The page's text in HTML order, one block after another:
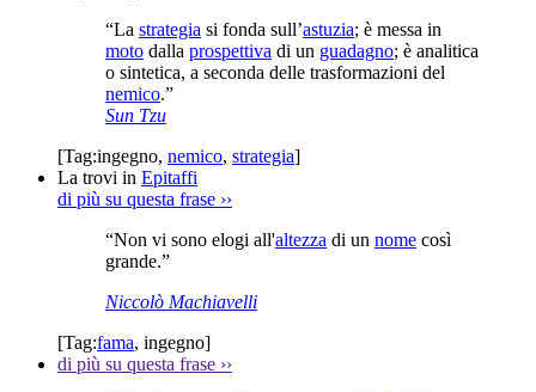
“La strategia si fonda sull’astuzia; è messa in
moto dalla prospettiva di un guadagno; è analitica
o sintetica, a seconda delle trasformazioni del
nemico.”
Sun Tzu
[Tag:ingegno, nemico, strategia]
La trovi in Epitaffi
di più su questa frase ››
“Non vi sono elogi all'altezza di un nome così
grande.”
Niccolò Machiavelli
[Tag:fama, ingegno]
di più su questa frase ››